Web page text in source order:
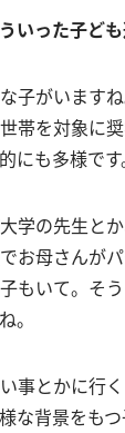
いった子ども
子がいます
帯を対象に
にも多様です
学の先生と
お母さんが
もいて。そ
。
事とかに行
な背景をも